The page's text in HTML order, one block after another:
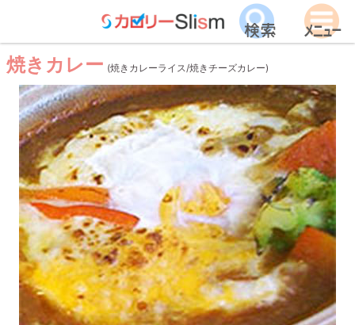
焼きカレー (焼きカレーライス/焼きチーズカレー)